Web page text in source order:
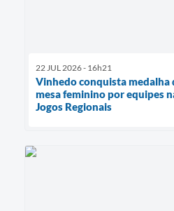
22 JUL 2026 - 16h21
Vinhedo conquista medalha
mesa feminino por equipes
Jogos Regionais